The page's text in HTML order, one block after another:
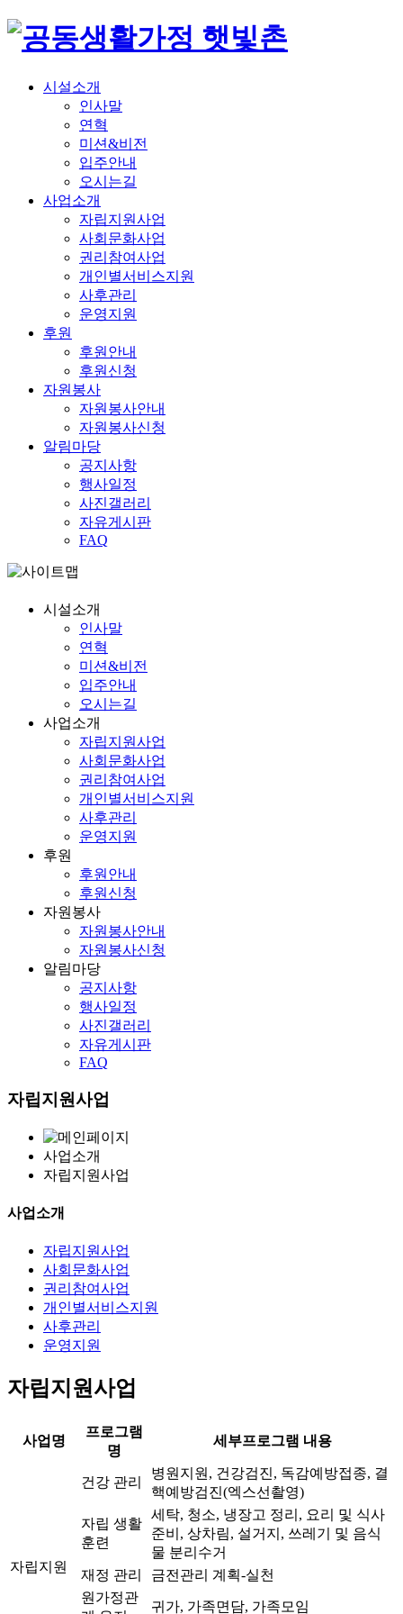
시설소개
인사말
연혁
미션&비전
입주안내
오시는길
사업소개
자립지원사업
사회 문화사업
권리 참여사업
개인별서비스지원
사후관리
운영지원
후원
후원안내
후원신청
자원봉사
자원봉사안내
자원봉사신청
알림마당
공지사항
행사일정
사진갤러리
자유게시판
FAQ
시설소개
인사말
연혁
미션&비전
입주안내
오시는길
사업소개
자립지원사업
사회 문화사업
권리 참여사업
개인별서비스지원
사후관리
운영지원
후원
후원안내
후원신청
자원봉사
자원봉사안내
자원봉사신청
알림마당
공지사항
행사일정
사진갤러리
자유게시판
FAQ
자립지원사업
사업소개
자립지원사업
사업소개
자립지원사업
사회 문화사업
권리 참여사업
개인별서비스지원
사후관리
운영지원
자립지원사업
사업명
프로그램
명
세부프로그램 내용
자립지원
건강 관리
병원지원, 건강검진, 독감예방접종, 결
핵예방검진(엑스선촬영)
자립 생활
훈련
세탁, 청소, 냉장고 정리, 요리 및 식사
준비, 상차림, 설거지, 쓰레기 및 음식
물 분리수거
재정 관리
금전관리 계획-실천
원가정관
귀가, 가족면담, 가족모임